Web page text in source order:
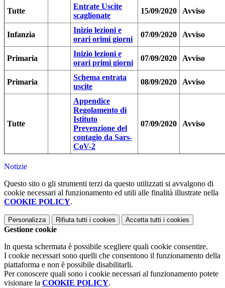
Tutte
Entrate Uscite
scaglionate
15/09/2020 Avviso
Infanzia
Inizio lezioni e
orari orimi giorni
07/09/2020 Avviso
Primaria
Inizio lezioni e
orari primi giorni
07/09/2020 Avviso
Primaria
Schema entrata
uscite
08/09/2020 Avviso
Tutte
Appendice
Regolamento di
Istituto
Prevenzione del
contagio da Sars-
CoV-2
07/09/2020 Avviso
Notizie
Questo sito o gli strumenti terzi da questo utilizzati si avvalgono di
cookie necessari al funzionamento ed utili alle finalità illustrate nella
COOKIE POLICY.
Personalizza Rifiuta tutti i cookies Accetta tutti i cookies
Gestione cookie
In questa schermata è possibile scegliere quali cookie consentire.
I cookie necessari sono quelli che consentono il funzionamento della
piattaforma e non è possibile disabilitarli.
Per conoscere quali sono i cookie necessari al funzionamento potete
visionare la COOKIE POLICY.